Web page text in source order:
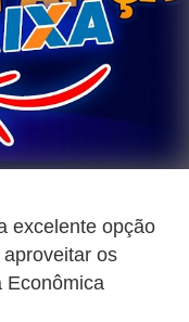
excelente opção
os
Econômica